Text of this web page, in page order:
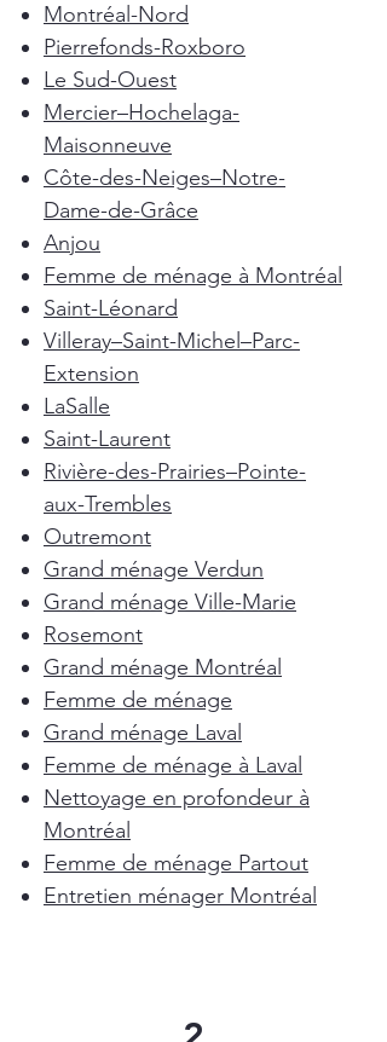
Montréal-Nord
Pierrefonds-Roxboro
Le Sud-Ouest
Mercier–Hochelaga-
Maisonneuve
Côte-des-Neiges–Notre-
Dame-de-Grâce
Anjou
Femme de ménage à Montréal
Saint-Léonard
Villeray–Saint-Michel–Parc-
Extension
LaSalle
Saint-Laurent
Rivière-des-Prairies–Pointe-
aux-Trembles
Outremont
Grand ménage Verdun
Grand ménage Ville-Marie
Rosemont
Grand ménage Montréal
Femme de ménage
Grand ménage Laval
Femme de ménage à Laval
Nettoyage en profondeur à
Montréal
Femme de ménage Partout
Entretien ménager Montréal